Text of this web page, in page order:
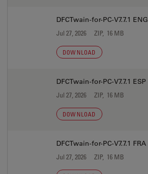
DFCTwain-for-PC-V7.7.1 ENG
Jul 27, 2026 ZIP, 16 MB
DOWNLOAD
DFCTwain-for-PC-V7.7.1 ESP
Jul 27, 2026 ZIP, 16 MB
DOWNLOAD
DFCTwain-for-PC-V7.7.1 FRA
Jul 27, 2026 ZIP, 16 MB